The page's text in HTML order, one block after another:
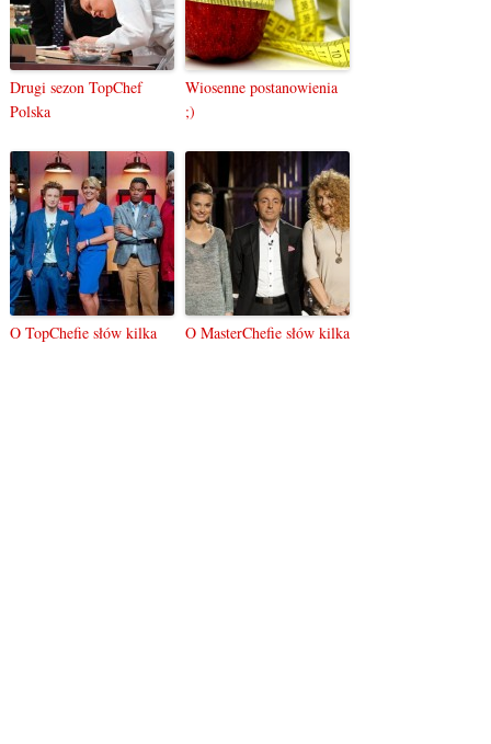
Drugi sezon TopChef
Polska
Wiosenne postanowienia
;)
O TopChefie słów kilka O MasterChefie słów kilka